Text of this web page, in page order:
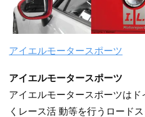
アイエルモータースポーツ
アイエルモータースポーツ
アイエルモータースポーツは
くレース活 動等を行うロード